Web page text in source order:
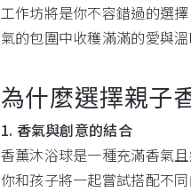
工作坊將是你不容錯過的選
氣的包圍中收穫滿滿的愛與溫
為什麼選擇親子
1. 香氣與創意的結合
香薰沐浴球是一種充滿香氣
你和孩子將一起嘗試搭配不